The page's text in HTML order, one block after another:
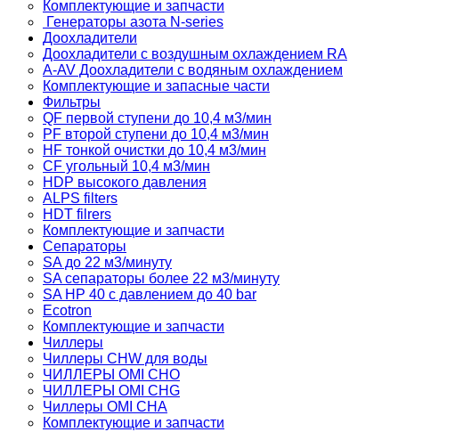
Комплектующие и запчасти
Генераторы азота N-series
Доохладители
Доохладители с воздушным охлаждением RA
A-AV Доохладители с водяным охлаждением
Комплектующие и запасные части
Фильтры
QF первой ступени до 10,4 м3/мин
PF второй ступени до 10,4 м3/мин
HF тонкой очистки до 10,4 м3/мин
CF угольный 10,4 м3/мин
HDP высокого давления
ALPS filters
HDT filrers
Комплектующие и запчасти
Сепараторы
SA до 22 м3/минуту
SA сепараторы более 22 м3/минуту
SA HP 40 с давлением до 40 bar
Ecotron
Комплектующие и запчасти
Чиллеры
Чиллеры CHW для воды
ЧИЛЛЕРЫ OMI CHO
ЧИЛЛЕРЫ OMI CHG
Чиллеры OMI CHA
Комплектующие и запчасти